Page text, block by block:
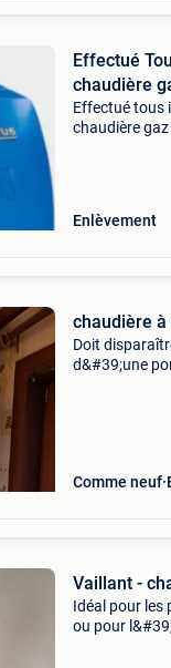
Effectué
chaudière
Effectué tous
chaudière
Enlèvement
chaudière
Doit
d&#39;une
Comme neuf
Vaillant -
Idéal pour les
ou pour